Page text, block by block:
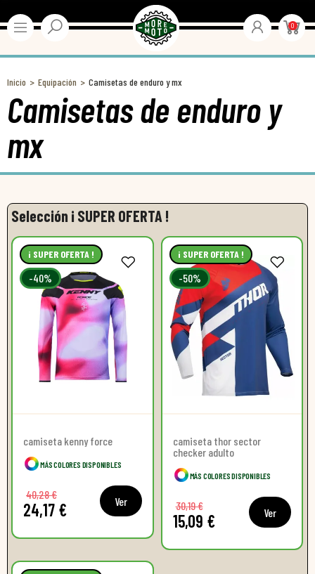
0
Inicio Equipación Camisetas de enduro y mx
Camisetas de enduro y
mx
Selección ¡ SUPER OFERTA !
¡ SUPER OFERTA !
-40%
camiseta kenny force
MÁS COLORES DISPONIBLES
24,17 €
40,28 € Ver
¡ SUPER OFERTA !
-50%
camiseta thor sector
checker adulto
MÁS COLORES DISPONIBLES
15,09 €
30,19 € Ver